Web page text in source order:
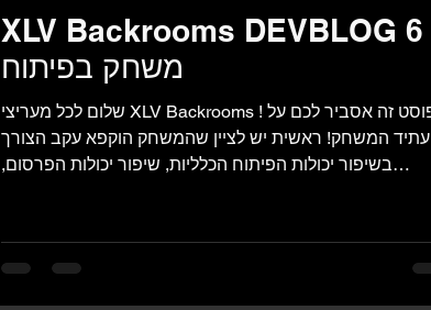
XLV Backrooms DEVBLOG 6 -
משחק בפיתוח
שלום לכל מעריצי XLV Backrooms ! בפוסט זה אסביר לכם על
עתיד המשחק! ראשית יש לציין שהמשחק הוקפא עקב הצורך
בשיפור יכולות הפיתוח הכלליות, שיפור יכולות הפרסום,
לפיתוח בעתיד אחרי תכנית השלבים הבאה! (1) משחק מובייל
חדש ---> (2) משחק אימה למחשב ---> (3) XLV Backrooms